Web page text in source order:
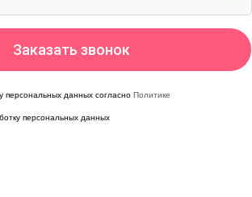
персональных данных согласно Политике
персональных данных